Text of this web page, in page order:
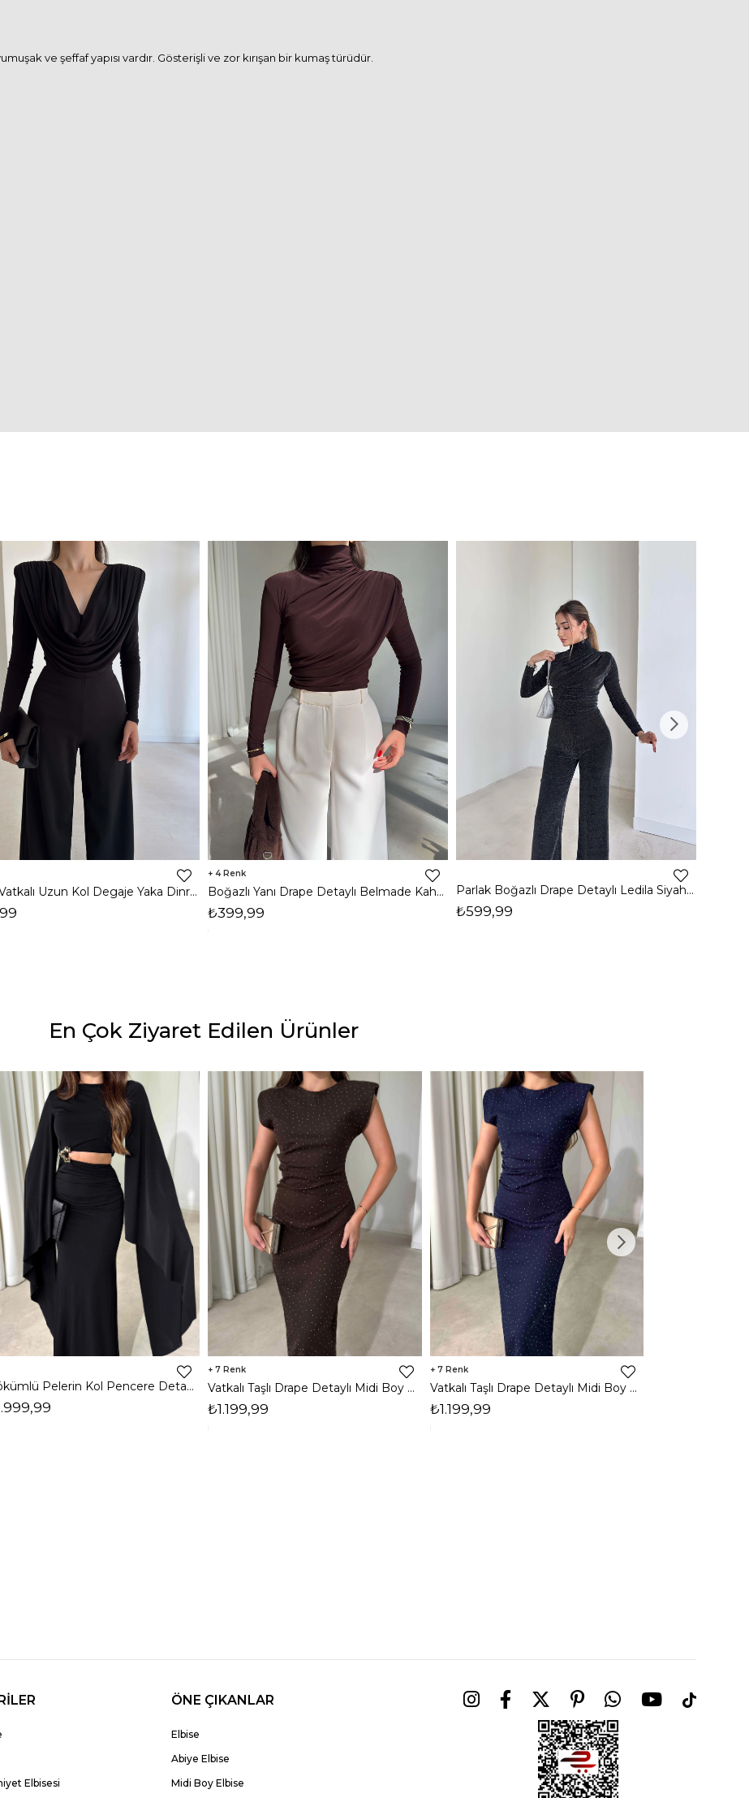
ve şeffaf yapısı vardır. Gösterişli ve zor kırışan bir kumaş türüdür.
Omzu Vatkalı Uzun Kol Degaje Yaka Dinre Kadın Siyah Bluz 26K101
4
Boğazlı Yanı Drape Detaylı Belmade Kahve Kadın Bluz 26K113
₺399,99
Parlak Boğazlı Drape Detaylı Ledila Siyah Kadın Bluz 26K150
₺599,99
En Çok Ziyaret Edilen Ürünler
Dökümlü Pelerin Kol Pencere Detaylı Maxi Siyah Arlev Kadın Elbise 26Y511
7
Vatkalı Taşlı Drape Detaylı Midi Boy Kahverengi Jesep Kadın Elbise 26Y282
₺1.199,99
7
Vatkalı Taşlı Drape Detaylı Midi Boy Lacivert Jesep Kadın Elbise 26Y282
₺1.199,99
Elbisesi
ÖNE ÇIKANLAR
Elbise
Abiye Elbise
Midi Boy Elbise